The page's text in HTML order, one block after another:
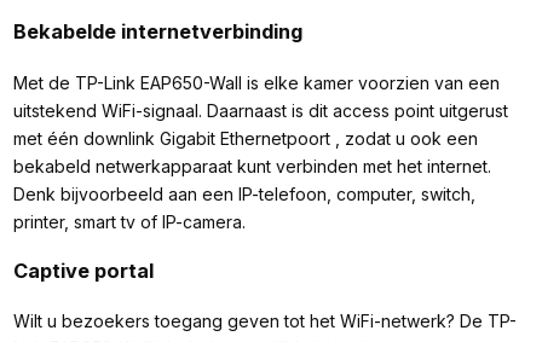
Bekabelde internetverbinding
Met de TP-Link EAP650-Wall is elke kamer voorzien van een
uitstekend WiFi-signaal. Daarnaast is dit access point uitgerust
met één downlink Gigabit Ethernetpoort , zodat u ook een
bekabeld netwerkapparaat kunt verbinden met het internet.
Denk bijvoorbeeld aan een IP-telefoon, computer, switch,
printer, smart tv of IP-camera.
Captive portal
Wilt u bezoekers toegang geven tot het WiFi-netwerk? De TP-